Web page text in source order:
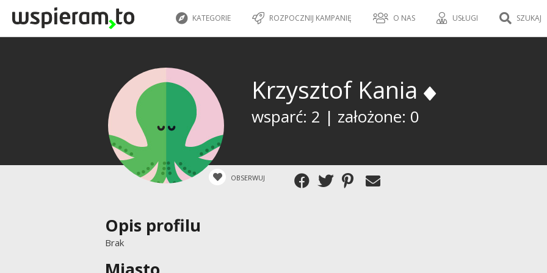
KATEGORIE ROZPOCZNIJ KAMPANIĘ O NAS USŁUGI SZUKAJ
Krzysztof Kania
wsparć: 2 | założone: 0
OBSERWUJ
Opis profilu
Brak